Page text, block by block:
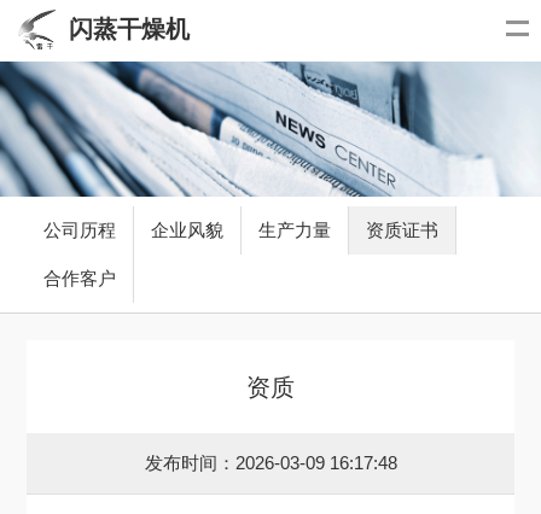
闪蒸干燥机
公司历程 企业风貌 生产力量 资质证书
合作客户
资质
发布时间：2026-03-09 16:17:48